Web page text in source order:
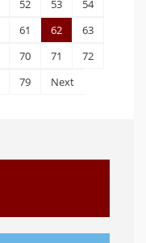
52 53
54
61 62
63
70 71
72
79 Next